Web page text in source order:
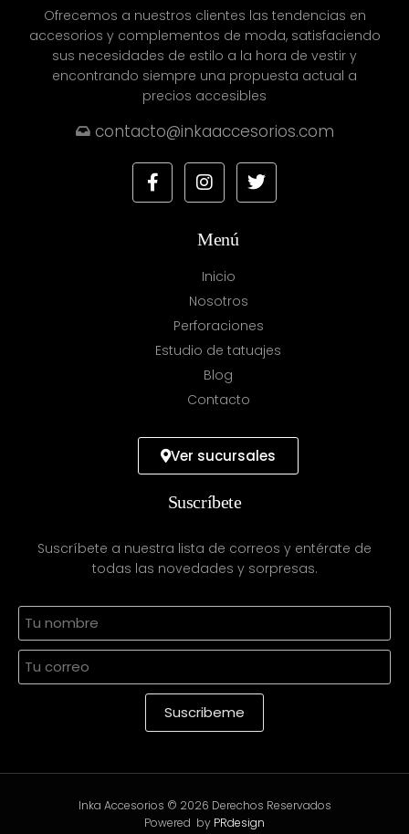
Ofrecemos a nuestros clientes las tendencias en
accesorios y complementos de moda, satisfaciendo
sus necesidades de estilo a la hora de vestir y
encontrando siempre una propuesta actual a
precios accesibles
contacto@inkaaccesorios.com
Menú
Inicio
Nosotros
Perforaciones
Estudio de tatuajes
Blog
Contacto
Ver sucursales
Suscríbete
Suscríbete a nuestra lista de correos y entérate de
todas las novedades y sorpresas.
Inka Accesorios © 2026 Derechos Reservados
Powered by PRdesign